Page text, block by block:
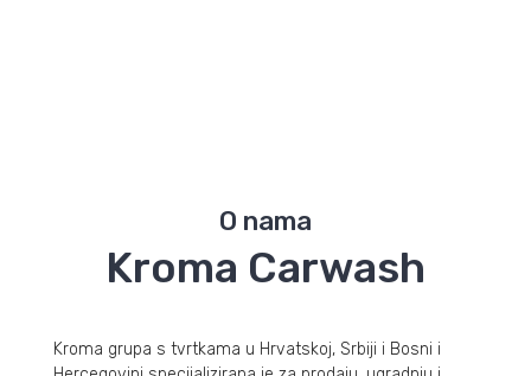
O nama
Kroma Carwash
Kroma grupa s tvrtkama u Hrvatskoj, Srbiji i Bosni i